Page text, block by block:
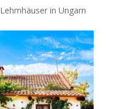
Lehmhäuser in Ungarn